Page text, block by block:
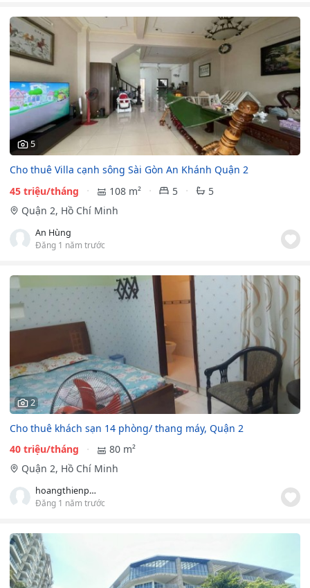
5
Cho thuê Villa cạnh sông Sài Gòn An Khánh Quận 2
45 triệu/tháng
108 m² 5
5
Quận 2, Hồ Chí Minh
An Hùng
Đăng 1 năm trước
2
Cho thuê khách sạn 14 phòng/ thang máy, Quận 2
40 triệu/tháng
80 m²
Quận 2, Hồ Chí Minh
hoangthienphuc
Đăng 1 năm trước